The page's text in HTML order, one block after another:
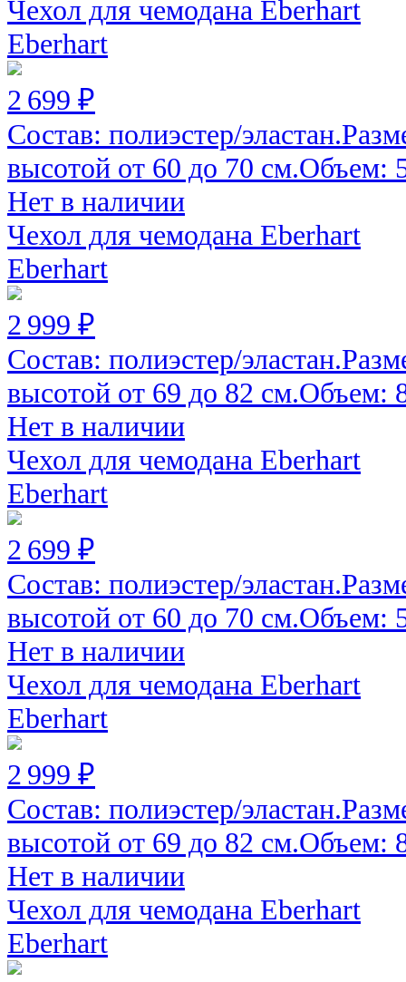
Чехол для чемодана Eberhart
Eberhart
2 699 ₽
Состав: полиэстер/
высотой от 60 до 70 см.Объем:
Нет в наличии
Чехол для чемодана Eberhart
Eberhart
2 999 ₽
Состав: полиэстер/
высотой от 69 до 82 см.Объем:
Нет в наличии
Чехол для чемодана Eberhart
Eberhart
2 699 ₽
Состав: полиэстер/
высотой от 60 до 70 см.Объем:
Нет в наличии
Чехол для чемодана Eberhart
Eberhart
2 999 ₽
Состав: полиэстер/
высотой от 69 до 82 см.Объем:
Нет в наличии
Чехол для чемодана Eberhart
Eberhart